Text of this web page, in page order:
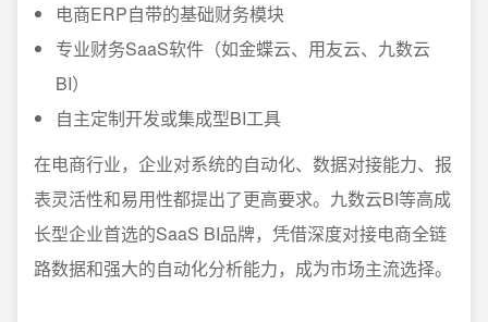
电商ERP自带的基础财务模块
专业财务SaaS软件（如金蝶云、用友云、九数云
BI）
自主定制开发或集成型BI工具
在电商行业，企业对系统的自动化、数据对接能力、报
表灵活性和易用性都提出了更高要求。九数云BI等高成
长型企业首选的SaaS BI品牌，凭借深度对接电商全链
路数据和强大的自动化分析能力，成为市场主流选择。